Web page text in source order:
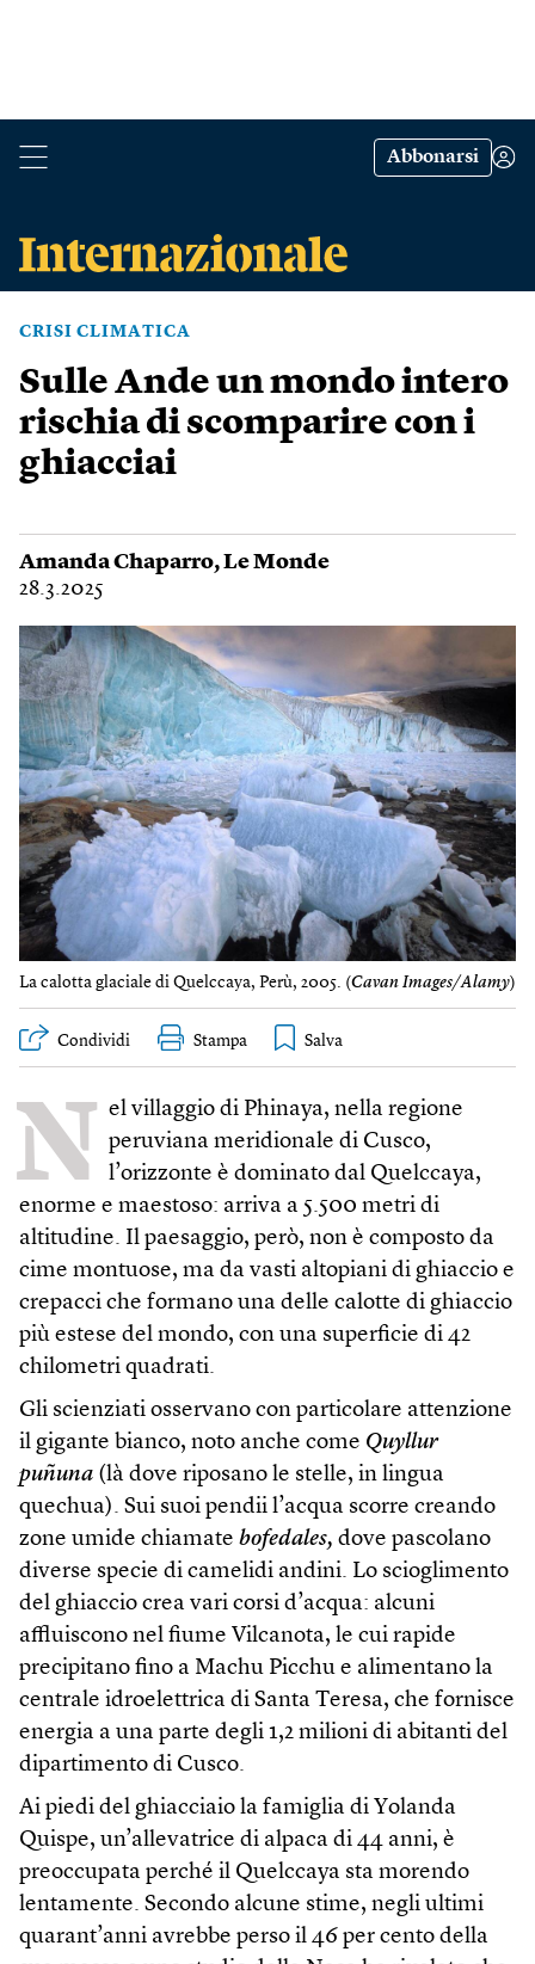
Abbonarsi
CRISI CLIMATICA
Sulle Ande un mondo intero
rischia di scomparire con i
ghiacciai
Amanda Chaparro,Le Monde
28.3.2025
La calotta glaciale di Quelccaya, Perù, 2005. (Cavan Images/Alamy)
Condividi Stampa
N el villaggio di Phinaya, nella regione
peruviana meridionale di Cusco,
l’orizzonte è dominato dal Quelccaya,
enorme e maestoso: arriva a 5.500 metri di
altitudine. Il paesaggio, però, non è composto da
cime montuose, ma da vasti altopiani di ghiaccio e
crepacci che formano una delle calotte di ghiaccio
più estese del mondo, con una superficie di 42
chilometri quadrati.
Gli scienziati osservano con particolare attenzione
il gigante bianco, noto anche come Quyllur
puñuna (là dove riposano le stelle, in lingua
quechua). Sui suoi pendii l’acqua scorre creando
zone umide chiamate bofedales, dove pascolano
diverse specie di camelidi andini. Lo scioglimento
del ghiaccio crea vari corsi d’acqua: alcuni
affluiscono nel fiume Vilcanota, le cui rapide
precipitano fino a Machu Picchu e alimentano la
centrale idroelettrica di Santa Teresa, che fornisce
energia a una parte degli 1,2 milioni di abitanti del
dipartimento di Cusco.
Ai piedi del ghiacciaio la famiglia di Yolanda
Quispe, un’allevatrice di alpaca di 44 anni, è
preoccupata perché il Quelccaya sta morendo
lentamente. Secondo alcune stime, negli ultimi
quarant’anni avrebbe perso il 46 per cento della